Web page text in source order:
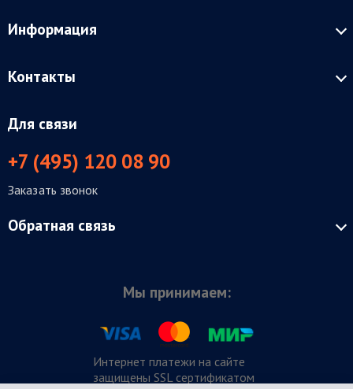
Информация
Контакты
Для связи
+7 (495) 120 08 90
Заказать звонок
Обратная связь
Мы принимаем:
Интернет платежи на сайте
защищены SSL сертификатом